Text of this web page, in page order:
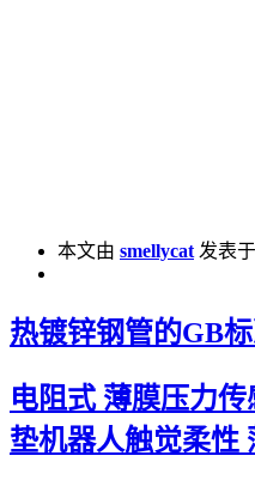
本文由 smellycat 发表
热镀锌钢管的GB标
电阻式 薄膜压力
垫机器人触觉柔性